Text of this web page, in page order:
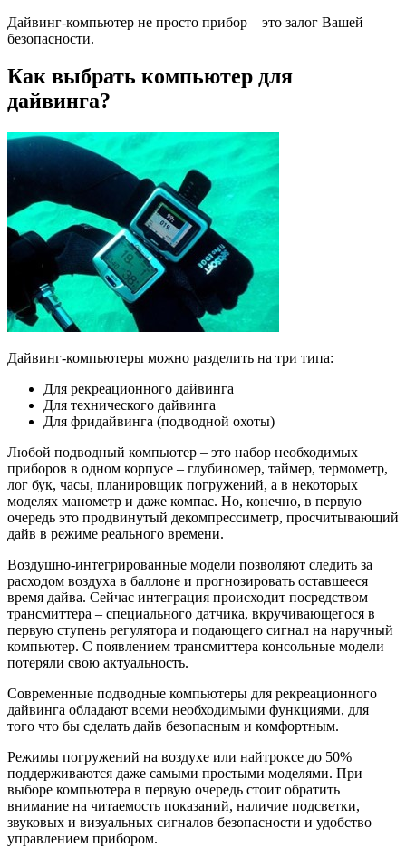
Дайвинг-компьютер не просто прибор – это залог Вашей
безопасности.
Как выбрать компьютер для
дайвинга?
Дайвинг-компьютеры можно разделить на три типа:
Для рекреационного дайвинга
Для технического дайвинга
Для фридайвинга (подводной охоты)
Любой подводный компьютер – это набор необходимых
приборов в одном корпусе – глубиномер, таймер, термометр,
лог бук, часы, планировщик погружений, а в некоторых
моделях манометр и даже компас. Но, конечно, в первую
очередь это продвинутый декомпрессиметр, просчитывающий
дайв в режиме реального времени.
Воздушно-интегрированные модели позволяют следить за
расходом воздуха в баллоне и прогнозировать оставшееся
время дайва. Сейчас интеграция происходит посредством
трансмиттера – специального датчика, вкручивающегося в
первую ступень регулятора и подающего сигнал на наручный
компьютер. С появлением трансмиттера консольные модели
потеряли свою актуальность.
Современные подводные компьютеры для рекреационного
дайвинга обладают всеми необходимыми функциями, для
того что бы сделать дайв безопасным и комфортным.
Режимы погружений на воздухе или найтроксе до 50%
поддерживаются даже самыми простыми моделями. При
выборе компьютера в первую очередь стоит обратить
внимание на читаемость показаний, наличие подсветки,
звуковых и визуальных сигналов безопасности и удобство
управлением прибором.